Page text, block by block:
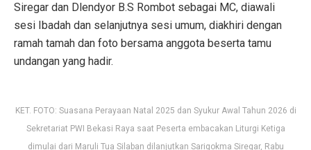
Siregar dan Dlendyor B.S Rombot sebagai MC, diawali
sesi Ibadah dan selanjutnya sesi umum, diakhiri dengan
ramah tamah dan foto bersama anggota beserta tamu
undangan yang hadir.
KET. FOTO: Suasana Perayaan Natal 2025 dan Syukur Awal Tahun 2026 di
Sekretariat PWI Bekasi Raya saat Peserta embacakan Liturgi Ketiga
dimulai dari Maruli Tua Silaban dilanjutkan Sarigokma Siregar, Rabu